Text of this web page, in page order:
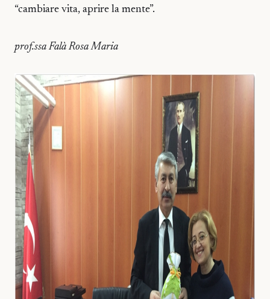
“cambiare vita, aprire la mente”.
prof.ssa Falà Rosa Maria